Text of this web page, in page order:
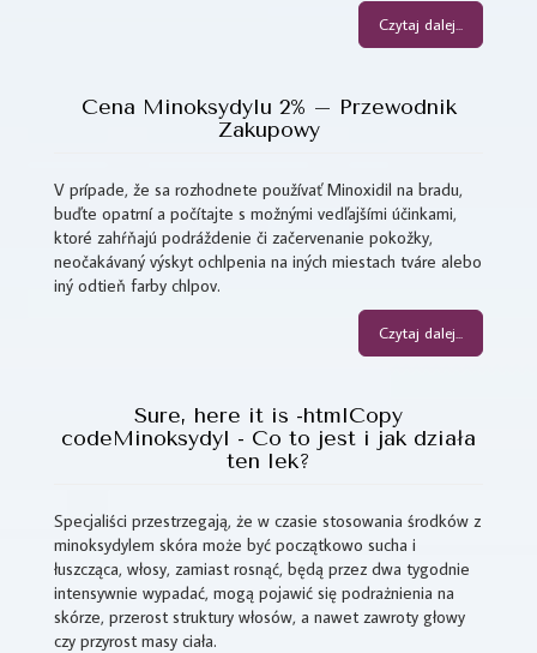
Czytaj dalej...
Cena Minoksydylu 2% – Przewodnik
Zakupowy
V prípade, že sa rozhodnete používať Minoxidil na bradu,
buďte opatrní a počítajte s možnými vedľajšími účinkami,
ktoré zahŕňajú podráždenie či začervenanie pokožky,
neočakávaný výskyt ochlpenia na iných miestach tváre alebo
iný odtieň farby chlpov.
Czytaj dalej...
Sure, here it is -htmlCopy
codeMinoksydyl - Co to jest i jak działa
ten lek?
Specjaliści przestrzegają, że w czasie stosowania środków z
minoksydylem skóra może być początkowo sucha i
łuszcząca, włosy, zamiast rosnąć, będą przez dwa tygodnie
intensywnie wypadać, mogą pojawić się podrażnienia na
skórze, przerost struktury włosów, a nawet zawroty głowy
czy przyrost masy ciała.